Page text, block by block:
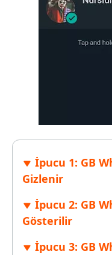
İpucu 1: GB
Gizlenir
İpucu 2: GB
Gösterilir
İpucu 3: GB